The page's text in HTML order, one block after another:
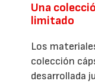
Una
limitado
Los
colección
desarrollada